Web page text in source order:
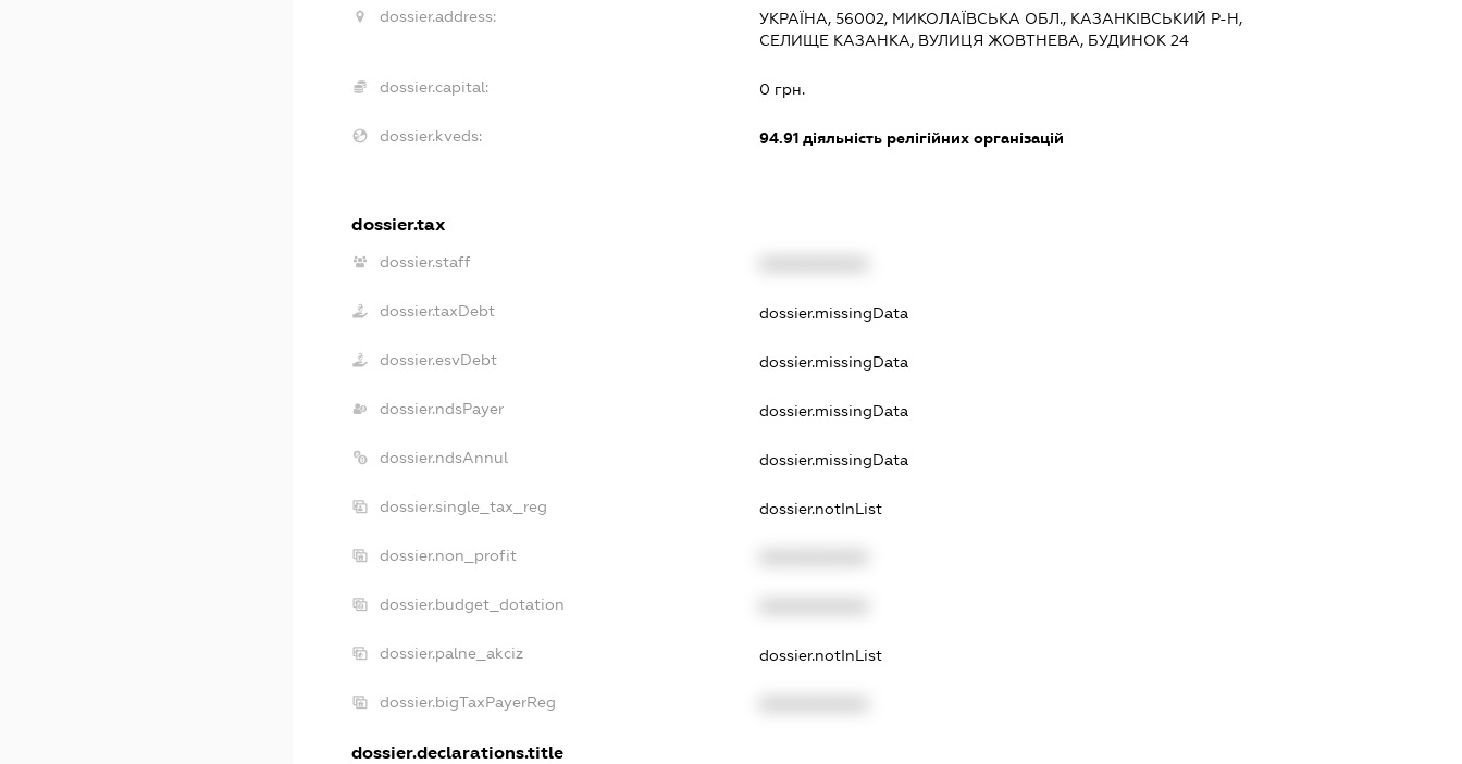
dossier.address:
УКРАЇНА, 56002, МИКОЛАЇВСЬКА ОБЛ., КАЗАНКІВСЬКИЙ Р-Н,
СЕЛИЩЕ КАЗАНКА, ВУЛИЦЯ ЖОВТНЕВА, БУДИНОК 24
dossier.capital: 0 грн.
dossier.kveds: 94.91діяльність релігійних організацій
dossier.tax
dossier.staff
dossier.taxDebt dossier.missingData
dossier.esvDebt dossier.missingData
dossier.ndsPayer dossier.missingData
dossier.ndsAnnul dossier.missingData
dossier.single_tax_reg dossier.notInList
dossier.non_profit
dossier.budget_dotation
dossier.palne_akciz dossier.notInList
dossier.bigTaxPayerReg
dossier.declarations.title